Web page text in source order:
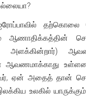
ஆணாதிக்கத்தின்
ஆவணமாக்காது
ஏன் அதைத் தான்
உலகில் யாருக்கும்